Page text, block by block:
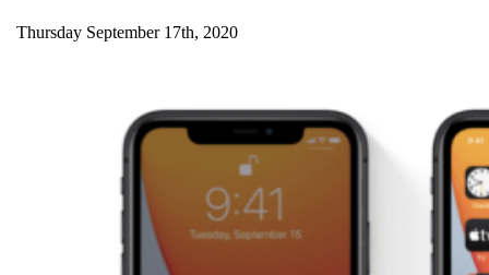
Thursday September 17th, 2020